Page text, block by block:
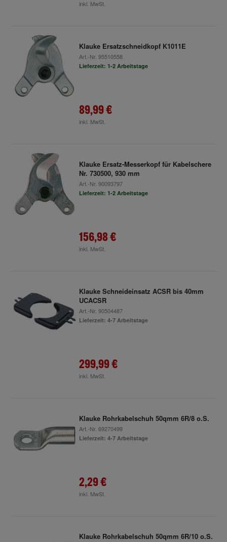
inkl. MwSt.
Klauke Ersatzschneidkopf K1011E
Art.-Nr. 95510558
Lieferzeit: 1-2 Arbeitstage
89,99 €
inkl. MwSt.
Klauke Ersatz-Messerkopf für Kabelschere
Nr. 730500, 930 mm
Art.-Nr. 90093797
Lieferzeit: 1-2 Arbeitstage
156,98 €
inkl. MwSt.
Klauke Schneideinsatz ACSR bis 40mm
UCACSR
Art.-Nr. 90504487
Lieferzeit: 4-7 Arbeitstage
299,99 €
inkl. MwSt.
Klauke Rohrkabelschuh 50qmm 6R/8 o.S.
Art.-Nr. 69270499
Lieferzeit: 4-7 Arbeitstage
2,29 €
inkl. MwSt.
Klauke Rohrkabelschuh 50qmm 6R/10 o.S.